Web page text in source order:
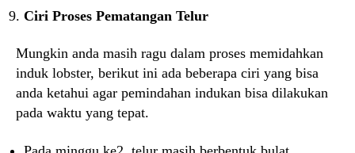
Ciri Proses Pematangan Telur
Mungkin anda masih ragu dalam proses memidahkan
induk lobster, berikut ini ada beberapa ciri yang bisa
anda ketahui agar pemindahan indukan bisa dilakukan
pada waktu yang tepat.